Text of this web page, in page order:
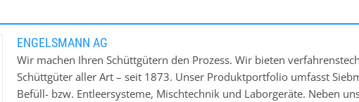
ENGELSMANN AG
Wir machen Ihren Schüttgütern den Prozess. Wir bieten
Schüttgüter aller Art – seit 1873. Unser Produktportfolio umfasst
Befüll- bzw. Entleersysteme, Mischtechnik und Laborgeräte. Neben